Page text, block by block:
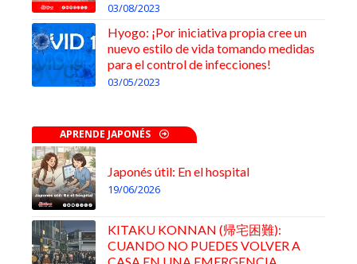
03/08/2023
Hyogo: ¡Por iniciativa propia cree un
nuevo estilo de vida tomando medidas
para el control de infecciones!
03/05/2023
APRENDE JAPONÉS
Japonés útil: En el hospital
19/06/2026
KITAKU KONNAN (帰宅困難):
CUANDO NO PUEDES VOLVER A
CASA EN UNA EMERGENCIA